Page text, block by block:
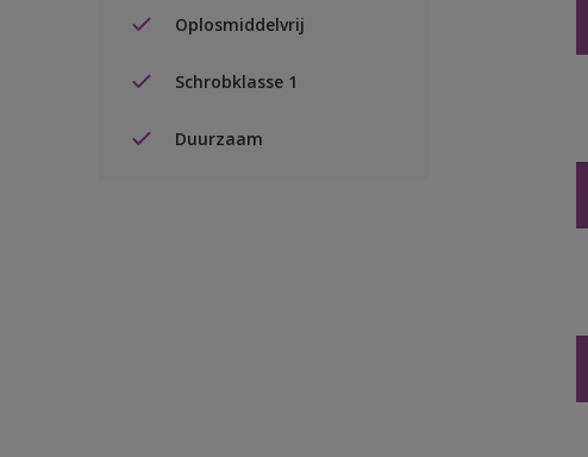
Oplosmiddelvrij
Schrobklasse 1
Duurzaam